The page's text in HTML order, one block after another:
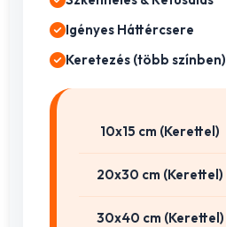
Igényes Háttércsere
Keretezés (több színben)
10x15 cm (Kerettel)
20x30 cm (Kerettel)
30x40 cm (Kerettel)